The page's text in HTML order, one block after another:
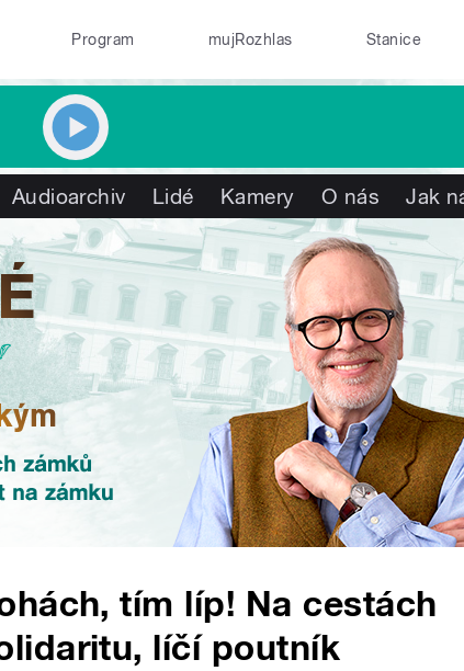
Program mujRozhlas Stanice
Audioarchiv Lidé Kamery O nás Jak
tím líp! Na cestách
líčí poutník